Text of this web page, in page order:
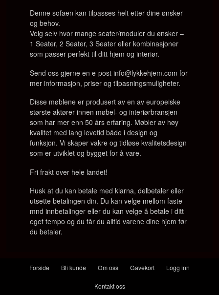
Denne sofaen kan tilpasses helt etter dine ønsker
og behov.
Velg selv hvor mange seater/moduler du ønsker –
1 Seater, 2 Seater, 3 Seater eller kombinasjoner
som passer perfekt til ditt hjem og interiør.
Send oss gjerne en e-post info@lykkehjem.com for
mer informasjon, priser og tilpasningsmuligheter.
Disse møblene er produsert av en av europeiske
største aktører innen møbel- og interiørbransjen
som har mer enn 50 års erfaring. Møbler av høy
kvalitet med lang levetid både i design og
funksjon. Vi skaper vakre og tidløse kvalitetsdesign
som er utviklet og bygget for å vare.
Fri frakt over hele landet!
Husk at du kan betale med klarna, delbetaler eller
utsette betalingen din. Du kan velge mellom faste
mnd innbetalinger eller du kan velge å betale i ditt
eget tempo og du får du alltid varene dine hjem før
du betaler.
Forside Bli kunde Om oss Gavekort Logg inn
Kontakt oss